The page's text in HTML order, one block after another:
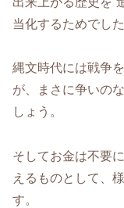
当化するためでした
縄文時代には戦争
が、まさに争いの
しょう。
そしてお金は不要
えるものとして、
す。